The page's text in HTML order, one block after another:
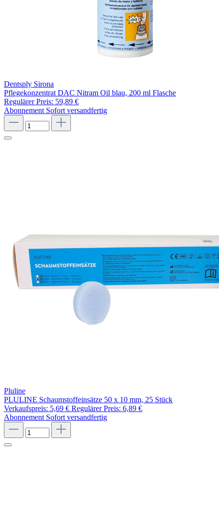
Dentsply Sirona
Pflegekonzentrat DAC Nitram Oil blau, 200 ml Flasche
Regulärer Preis: 59,89 €
Abonnement Sofort versandfertig
Pluline
PLULINE Schaumstoffeinsätze 50 x 10 mm, 25 Stück
Verkaufspreis: 5,69 € Regulärer Preis: 6,89 €
Abonnement Sofort versandfertig